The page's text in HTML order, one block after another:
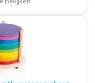
bekijken